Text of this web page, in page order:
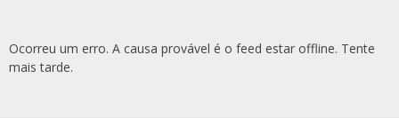
Ocorreu um erro. A causa provável é o feed estar offline. Tente
mais tarde.